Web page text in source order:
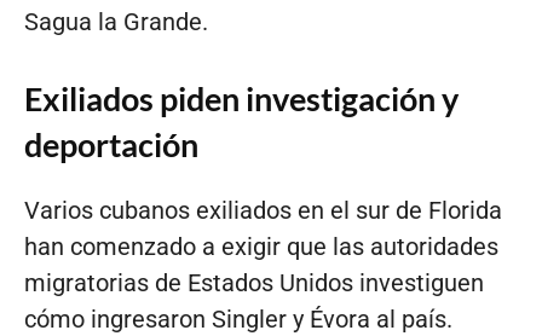
Sagua la Grande.
Exiliados piden investigación y
deportación
Varios cubanos exiliados en el sur de Florida
han comenzado a exigir que las autoridades
migratorias de Estados Unidos investiguen
cómo ingresaron Singler y Évora al país.